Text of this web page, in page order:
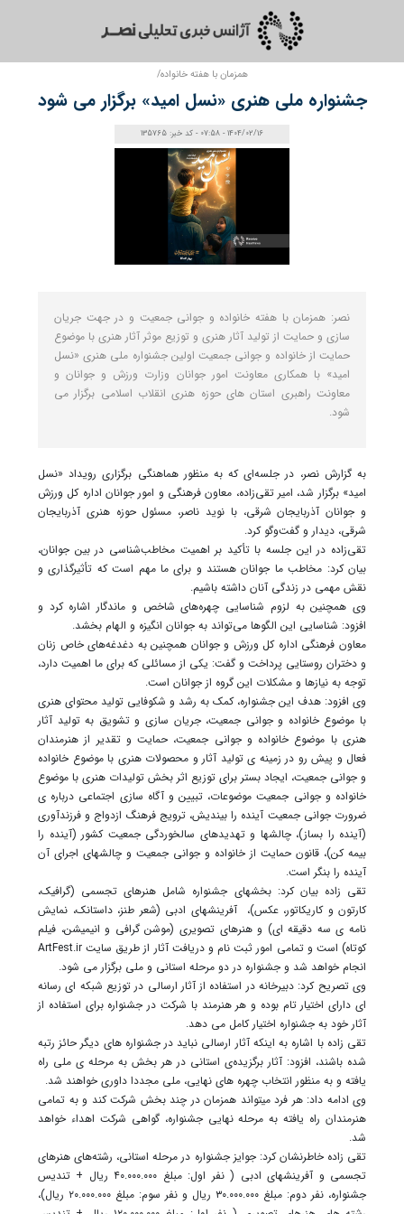
همزمان با هفته خانواده/
جشنواره ملی هنری «نسل امید» برگزار می شود
1404/02/16 - 07:58 - کد خبر: 135765
نصر: همزمان با هفته خانواده و جوانی جمعیت و در جهت جریان
سازی و حمایت از تولید آثار هنری و توزیع موثر آثار هنری با موضوع
حمایت از خانواده و جوانی جمعیت اولین جشنواره ملی هنری «نسل
امید» با همکاری معاونت امور جوانان وزارت ورزش و جوانان و
معاونت راهبری استان های حوزه هنری انقلاب اسلامی برگزار می
شود.
به گزارش نصر، در جلسه‌ای که به منظور هماهنگی برگزاری رویداد «نسل
امید» برگزار شد، امیر تقی‌زاده، معاون فرهنگی و امور جوانان اداره کل ورزش
و جوانان آذربایجان شرقی، با نوید ناصر، مسئول حوزه هنری آذربایجان
شرقی، دیدار و گفت‌وگو کرد.
تقی‌زاده در این جلسه با تأکید بر اهمیت مخاطب‌شناسی در بین جوانان،
بیان کرد: مخاطب ما جوانان هستند و برای ما مهم است که تأثیرگذاری و
نقش مهمی در زندگی آنان داشته باشیم.
وی همچنین به لزوم شناسایی چهره‌های شاخص و ماندگار اشاره کرد و
افزود: شناسایی این الگوها می‌تواند به جوانان انگیزه و الهام بخشد.
معاون فرهنگی اداره کل ورزش و جوانان همچنین به دغدغه‌های خاص زنان
و دختران روستایی پرداخت و گفت: یکی از مسائلی که برای ما اهمیت دارد،
توجه به نیازها و مشکلات این گروه از جوانان است.
وی افزود: هدف این جشنواره، کمک به رشد و شکوفایی تولید محتوای هنری
با موضوع خانواده و جوانی جمعیت، جریان سازی و تشویق به تولید آثار
هنری با موضوع خانواده و جوانی جمعیت، حمایت و تقدیر از هنرمندان
فعال و پیش رو در زمینه ی تولید آثار و محصولات هنری با موضوع خانواده
و جوانی جمعیت، ایجاد بستر برای توزیع اثر بخش تولیدات هنری با موضوع
خانواده و جوانی جمعیت موضوعات، تبیین و آگاه سازی اجتماعی درباره ی
ضرورت جوانی جمعیت آینده را بیندیش، ترویج فرهنگ ازدواج و فرزندآوری
(آینده را بساز)، چالشها و تهدیدهای سالخوردگی جمعیت کشور (آینده را
بیمه کن)، قانون حمایت از خانواده و جوانی جمعیت و چالشهای اجرای آن
آینده را بنگر است.
تقی زاده بیان کرد: بخشهای جشنواره شامل هنرهای تجسمی (گرافیک،
کارتون و کاریکاتور، عکس)، آفرینشهای ادبی (شعر طنز، داستانک، نمایش
نامه ی سه دقیقه ای) و هنرهای تصویری (موشن گرافی و انیمیشن، فیلم
کوتاه) است و تمامی امور ثبت نام و دریافت آثار از طریق سایت ArtFest.ir
انجام خواهد شد و جشنواره در دو مرحله استانی و ملی برگزار می شود.
وی تصریح کرد: دبیرخانه در استفاده از آثار ارسالی در توزیع شبکه ای رسانه
ای دارای اختیار تام بوده و هر هنرمند با شرکت در جشنواره برای استفاده از
آثار خود به جشنواره اختیار کامل می دهد.
تقی زاده با اشاره به اینکه آثار ارسالی نباید در جشنواره های دیگر حائز رتبه
شده باشند، افزود: آثار برگزیده‌ی استانی در هر بخش به مرحله ی ملی راه
یافته و به منظور انتخاب چهره های نهایی، ملی مجددا داوری خواهند شد.
وی ادامه داد: هر فرد میتواند همزمان در چند بخش شرکت کند و به تمامی
هنرمندان راه یافته به مرحله نهایی جشنواره، گواهی شرکت اهداء خواهد
شد.
تقی زاده خاطرنشان کرد: جوایز جشنواره در مرحله استانی، رشته‌های هنرهای
تجسمی و آفرینشهای ادبی ( نفر اول: مبلغ ۴۰.۰۰۰.۰۰۰ ریال + تندیس
جشنواره، نفر دوم: مبلغ ۳۰.۰۰۰.۰۰۰ ریال و نفر سوم: مبلغ ۲۰.۰۰۰.۰۰۰ ریال)،